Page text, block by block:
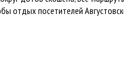
отдых посетителей